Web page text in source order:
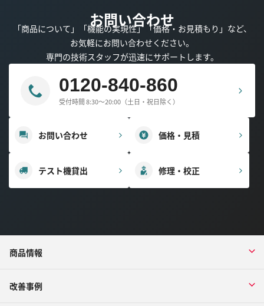
お問い合わせ
「商品について」「機能の実現性」「価格・お見積もり」など、
お気軽にお問い合わせください。
専門の技術スタッフが迅速にサポートします。
0120-840-860
受付時間 8:30～20:00（土日・祝日除く）
お問い合わせ 価格・見積
テスト機貸出 修理・校正
商品情報
改善事例